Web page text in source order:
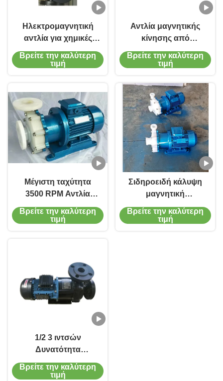
Ηλεκτρομαγνητική
αντλία για χημικές
δοκιμές και χαμηλής
πίεσης
Βρείτε την καλύτερη
τιμή
Αντλία μαγνητικής
κίνησης από
ανοξείδωτο χάλυβα
ανθεκτική στη
ταχύτητα 3500 RPM
Βρείτε την καλύτερη
τιμή
Μέγιστη ταχύτητα
3500 RPM Αντλία
Μαγνητικής Κίνησης
Προσαρμοσμένο
Βρείτε την καλύτερη
τιμή
Σιδηροειδή κάλυψη
μαγνητική
κεντροφυγική αντλία
με ροή φθόριο
Βρείτε την καλύτερη
τιμή
1/2 3 ιντσών
Δυνατότητα
σύνδεσης Μέγεθος
από ανοξείδωτο
Βρείτε την καλύτερη
τιμή